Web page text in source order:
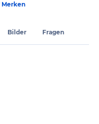
Merken
Bilder Fragen